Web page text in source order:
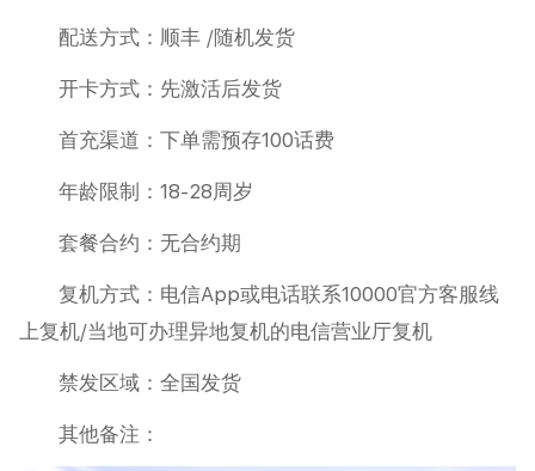
配送方式：顺丰 /随机发货
开卡方式：先激活后发货
首充渠道：下单需预存100话费
年龄限制：18-28周岁
套餐合约：无合约期
复机方式：电信App或电话联系10000官方客服线
上复机/当地可办理异地复机的电信营业厅复机
禁发区域：全国发货
其他备注：